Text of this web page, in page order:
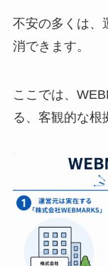
不安の多くは、
消できます。
ここでは、
る、客観的な根